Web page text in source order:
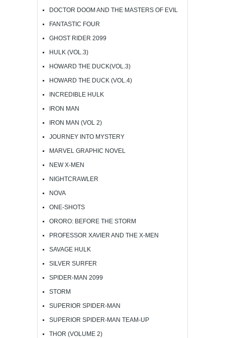
DOCTOR DOOM AND THE MASTERS OF EVIL
FANTASTIC FOUR
GHOST RIDER 2099
HULK (VOL.3)
HOWARD THE DUCK(VOL.3)
HOWARD THE DUCK (VOL.4)
INCREDIBLE HULK
IRON MAN
IRON MAN (VOL 2)
JOURNEY INTO MYSTERY
MARVEL GRAPHIC NOVEL
NEW X-MEN
NIGHTCRAWLER
NOVA
ONE-SHOTS
ORORO: BEFORE THE STORM
PROFESSOR XAVIER AND THE X-MEN
SAVAGE HULK
SILVER SURFER
SPIDER-MAN 2099
STORM
SUPERIOR SPIDER-MAN
SUPERIOR SPIDER-MAN TEAM-UP
THOR (VOLUME 2)